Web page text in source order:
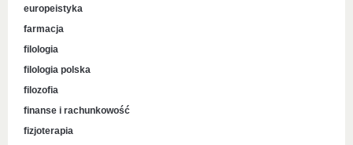
europeistyka
farmacja
filologia
filologia polska
filozofia
finanse i rachunkowość
fizjoterapia